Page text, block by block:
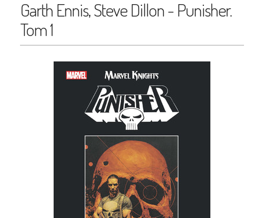
Garth Ennis, Steve Dillon - Punisher.
Tom 1